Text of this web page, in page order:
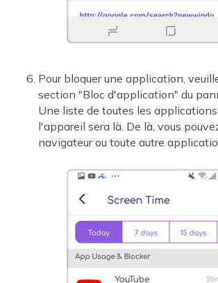
Pour bloquer une application,
section "Bloc d'application" du
Une liste de toutes les
l'appareil sera là. De là, vous
navigateur ou toute autre